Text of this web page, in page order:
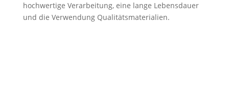
hochwertige Verarbeitung, eine lange Lebensdauer
und die Verwendung Qualitätsmaterialien.